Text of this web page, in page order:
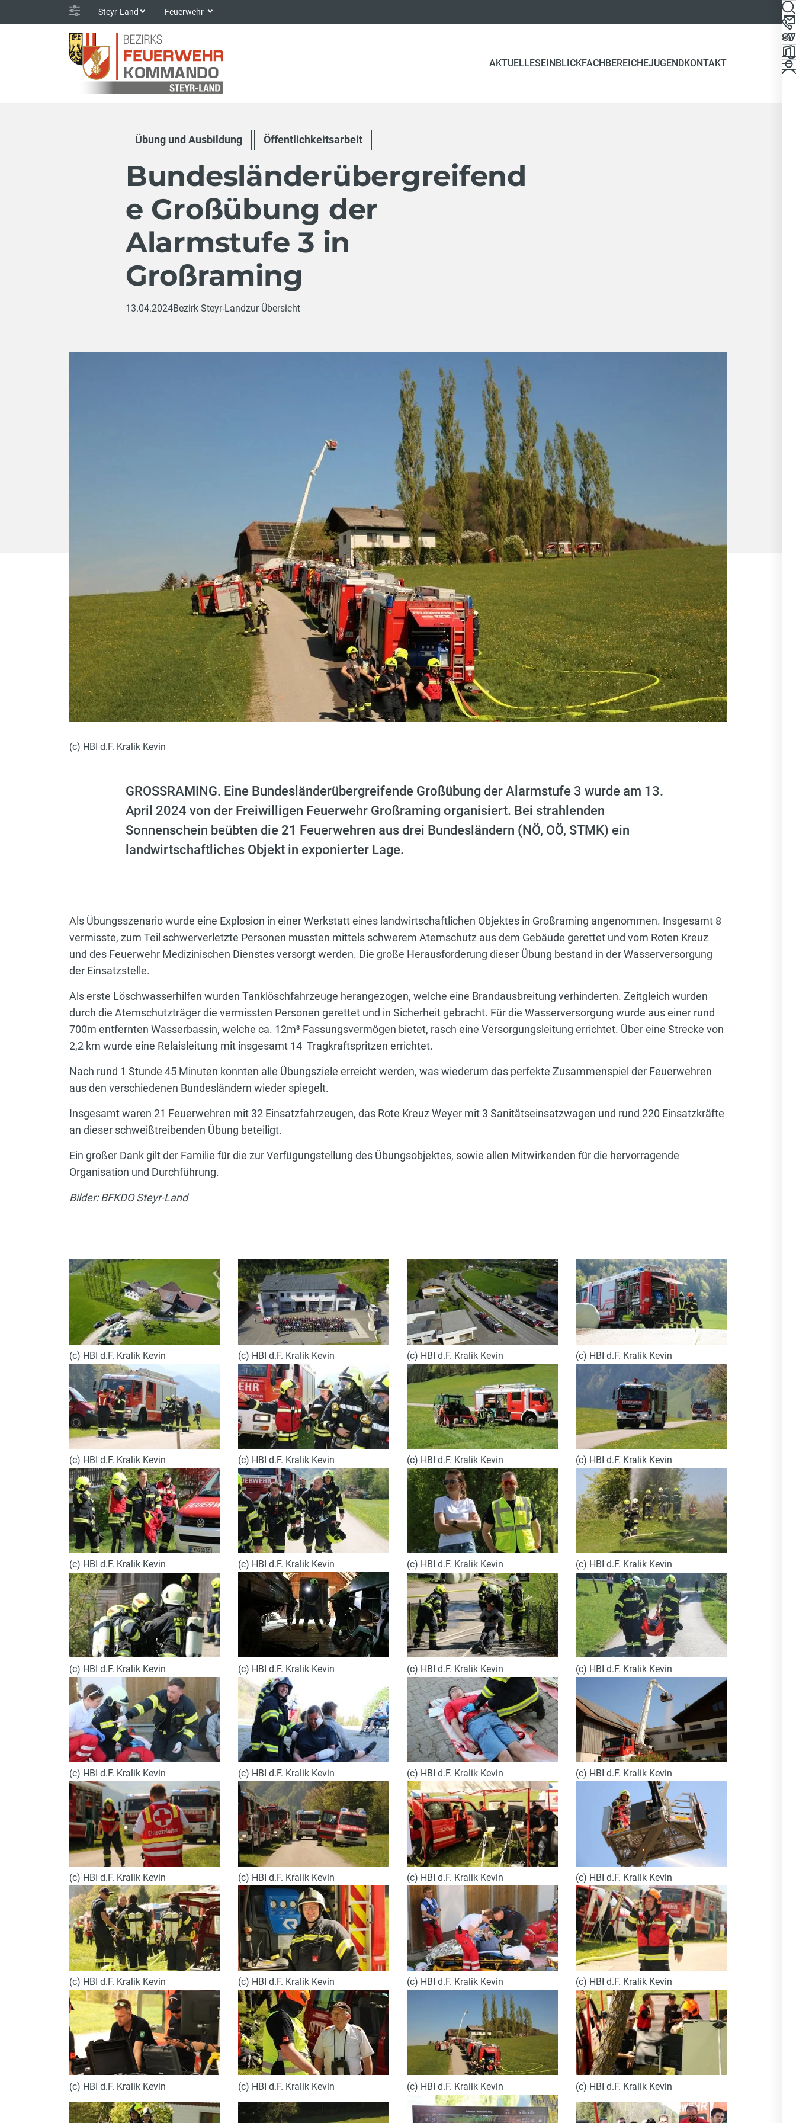
Steyr-Land Feuerwehr
AKTUELLESEINBLICKFACHBEREICHEJUGENDKONTAKT
Übung und Ausbildung Öffentlichkeitsarbeit
Bundesländerübergreifend
e Großübung der
Alarmstufe 3 in
Großraming
13.04.2024Bezirk Steyr-Landzur Übersicht
(c) HBI d.F. Kralik Kevin
GROSSRAMING. Eine Bundesländerübergreifende Großübung der Alarmstufe 3 wurde am 13.
April 2024 von der Freiwilligen Feuerwehr Großraming organisiert. Bei strahlenden
Sonnenschein beübten die 21 Feuerwehren aus drei Bundesländern (NÖ, OÖ, STMK) ein
landwirtschaftliches Objekt in exponierter Lage.
Als Übungsszenario wurde eine Explosion in einer Werkstatt eines landwirtschaftlichen Objektes in Großraming angenommen. Insgesamt 8
vermisste, zum Teil schwerverletzte Personen mussten mittels schwerem Atemschutz aus dem Gebäude gerettet und vom Roten Kreuz
und des Feuerwehr Medizinischen Dienstes versorgt werden. Die große Herausforderung dieser Übung bestand in der Wasserversorgung
der Einsatzstelle.
Als erste Löschwasserhilfen wurden Tanklöschfahrzeuge herangezogen, welche eine Brandausbreitung verhinderten. Zeitgleich wurden
durch die Atemschutzträger die vermissten Personen gerettet und in Sicherheit gebracht. Für die Wasserversorgung wurde aus einer rund
700m entfernten Wasserbassin, welche ca. 12m³ Fassungsvermögen bietet, rasch eine Versorgungsleitung errichtet. Über eine Strecke von
2,2 km wurde eine Relaisleitung mit insgesamt 14 Tragkraftspritzen errichtet.
Nach rund 1 Stunde 45 Minuten konnten alle Übungsziele erreicht werden, was wiederum das perfekte Zusammenspiel der Feuerwehren
aus den verschiedenen Bundesländern wieder spiegelt.
Insgesamt waren 21 Feuerwehren mit 32 Einsatzfahrzeugen, das Rote Kreuz Weyer mit 3 Sanitätseinsatzwagen und rund 220 Einsatzkräfte
an dieser schweißtreibenden Übung beteiligt.
Ein großer Dank gilt der Familie für die zur Verfügungstellung des Übungsobjektes, sowie allen Mitwirkenden für die hervorragende
Organisation und Durchführung.
Bilder: BFKDO Steyr-Land
(c) HBI d.F. Kralik Kevin (c) HBI d.F. Kralik Kevin (c) HBI d.F. Kralik Kevin (c) HBI d.F. Kralik Kevin
(c) HBI d.F. Kralik Kevin (c) HBI d.F. Kralik Kevin (c) HBI d.F. Kralik Kevin (c) HBI d.F. Kralik Kevin
(c) HBI d.F. Kralik Kevin (c) HBI d.F. Kralik Kevin (c) HBI d.F. Kralik Kevin (c) HBI d.F. Kralik Kevin
(c) HBI d.F. Kralik Kevin (c) HBI d.F. Kralik Kevin (c) HBI d.F. Kralik Kevin (c) HBI d.F. Kralik Kevin
(c) HBI d.F. Kralik Kevin (c) HBI d.F. Kralik Kevin (c) HBI d.F. Kralik Kevin (c) HBI d.F. Kralik Kevin
(c) HBI d.F. Kralik Kevin (c) HBI d.F. Kralik Kevin (c) HBI d.F. Kralik Kevin (c) HBI d.F. Kralik Kevin
(c) HBI d.F. Kralik Kevin (c) HBI d.F. Kralik Kevin (c) HBI d.F. Kralik Kevin (c) HBI d.F. Kralik Kevin
(c) HBI d.F. Kralik Kevin (c) HBI d.F. Kralik Kevin (c) HBI d.F. Kralik Kevin (c) HBI d.F. Kralik Kevin